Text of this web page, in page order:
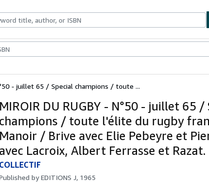
& Collectibles
- juillet 65 / Special champions / toute ...
MIROIR DU RUGBY - N°50 - juillet 65 /
champions / toute l'élite du rugby
Manoir / Brive avec Elie Pebeyre et
avec Lacroix, Albert Ferrasse et Razat.
COLLECTIF
byEDITIONS J, 1965